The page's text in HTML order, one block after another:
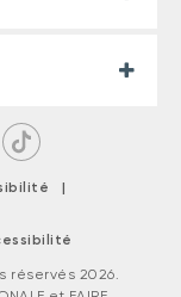
|
réservés 2026.